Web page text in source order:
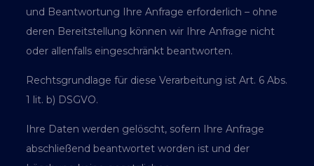
und Beantwortung Ihre Anfrage erforderlich – ohne
deren Bereitstellung können wir Ihre Anfrage nicht
oder allenfalls eingeschränkt beantworten.
Rechtsgrundlage für diese Verarbeitung ist Art. 6 Abs.
1 lit. b) DSGVO.
Ihre Daten werden gelöscht, sofern Ihre Anfrage
abschließend beantwortet worden ist und der